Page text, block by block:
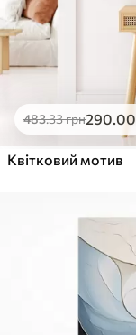
483.33грн290.00
Квітковий мотив